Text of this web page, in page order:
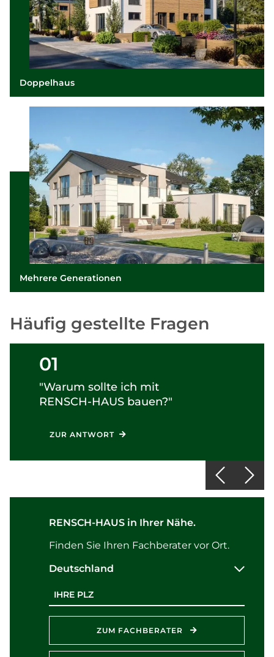
Doppelhaus
Mehrere Generationen
Häufig gestellte Fragen
01
"Warum sollte ich mit
RENSCH-HAUS bauen?"
ZUR ANTWORT
RENSCH-HAUS in Ihrer Nähe.
Finden Sie Ihren Fachberater vor Ort.
Deutschland
Postleitzahl
ZUM FACHBERATER